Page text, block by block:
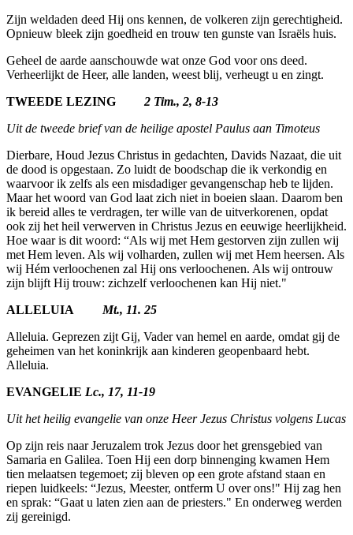
Zijn weldaden deed Hij ons kennen, de volkeren zijn gerechtigheid.
Opnieuw bleek zijn goedheid en trouw ten gunste van Israëls huis.
Geheel de aarde aanschouwde wat onze God voor ons deed.
Verheerlijkt de Heer, alle landen, weest blij, verheugt u en zingt.
TWEEDE LEZING 2 Tim., 2, 8-13
Uit de tweede brief van de heilige apostel Paulus aan Timoteus
Dierbare, Houd Jezus Christus in gedachten, Davids Nazaat, die uit
de dood is opgestaan. Zo luidt de boodschap die ik verkondig en
waarvoor ik zelfs als een misdadiger gevan­genschap heb te lijden.
Maar het woord van God laat zich niet in boeien slaan. Daarom ben
ik bereid alles te ver­dragen, ter wille van de uitverkorenen, opdat
ook zij het heil verwerven in Christus Jezus en eeuwige heerlijkheid.
Hoe waar is dit woord: “Als wij met Hem gestorven zijn zullen wij
met Hem leven. Als wij volharden, zullen wij met Hem heersen. Als
wij Hém verloochenen zal Hij ons verloochenen. Als wij ontrouw
zijn blijft Hij trouw: zichzelf verloochenen kan Hij niet."
ALLELUIA Mt., 11. 25
Alleluia. Geprezen zijt Gij, Vader van hemel en aarde, omdat gij de
geheimen van het koninkrijk aan kinderen geopenbaard hebt.
Alleluia.
EVANGELIE Lc., 17, 11-19
Uit het heilig evangelie van onze Heer Jezus Christus volgens Lucas
Op zijn reis naar Jeruzalem trok Jezus door het grensgebied van
Samaria en Galilea. Toen Hij een dorp binnenging kwamen Hem
tien melaatsen tegemoet; zij bleven op een grote afstand staan en
riepen luidkeels: “Jezus, Meester, ontferm U over ons!" Hij zag hen
en sprak: “Gaat u laten zien aan de priesters." En onderweg werden
zij gereinigd.